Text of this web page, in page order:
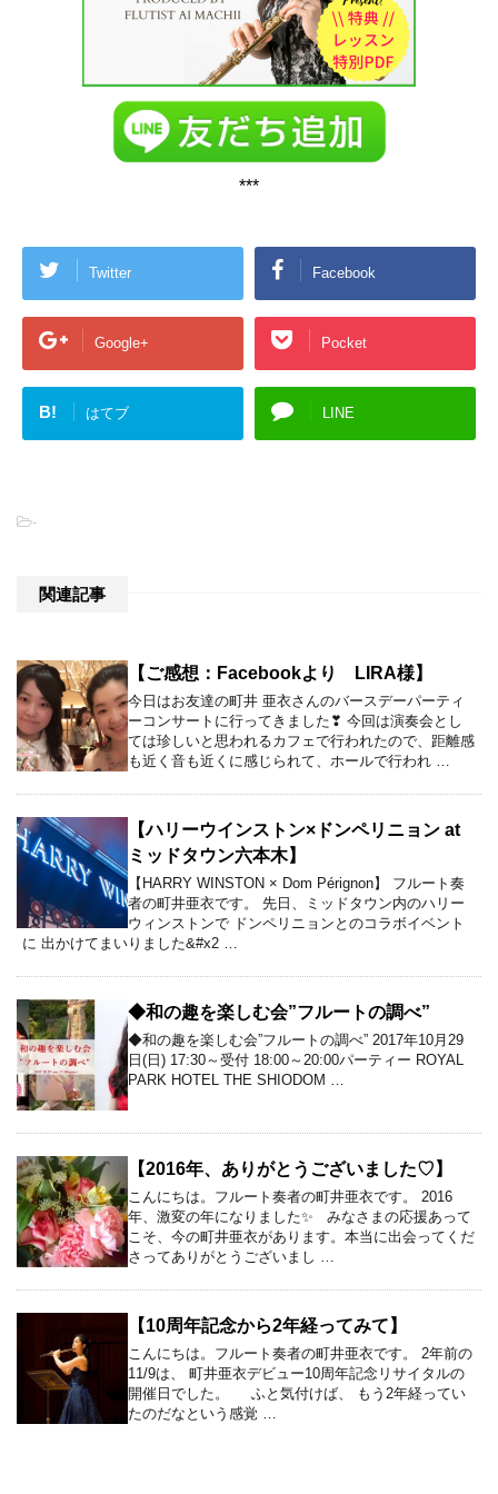
***
Twitter Facebook
Google+ Pocket
B! はてブ LINE
-
関連記事
【ご感想：Facebookより LIRA様】
今日はお友達の町井 亜衣さんのバースデーパーティ
ーコンサートに行ってきました❣ 今回は演奏会とし
ては珍しいと思われるカフェで行われたので、距離感
も近く音も近くに感じられて、ホールで行われ …
【ハリーウインストン×ドンペリニョン at
ミッドタウン六本木】
【HARRY WINSTON × Dom Pérignon】 フルート奏
者の町井亜衣です。 先日、ミッドタウン内のハリー
ウィンストンで ドンペリニョンとのコラボイベント
に 出かけてまいりました&#x2 …
◆和の趣を楽しむ会”フルートの調べ”
◆和の趣を楽しむ会”フルートの調べ” 2017年10月29
日(日) 17:30～受付 18:00～20:00パーティー ROYAL
PARK HOTEL THE SHIODOM …
【2016年、ありがとうございました♡】
こんにちは。フルート奏者の町井亜衣です。 2016
年、激変の年になりました✨ みなさまの応援あって
こそ、今の町井亜衣があります。本当に出会ってくだ
さってありがとうございまし …
【10周年記念から2年経ってみて】
こんにちは。フルート奏者の町井亜衣です。 2年前の
11/9は、 町井亜衣デビュー10周年記念リサイタルの
開催日でした。 ふと気付けば、 もう2年経ってい
たのだなという感覚 …